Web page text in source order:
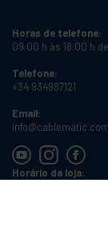
Horas de telefone:
09:00 h às 18:00 h
Telefone:
+34 934987121
Email:
info@cablematic.com
Horário da loja: